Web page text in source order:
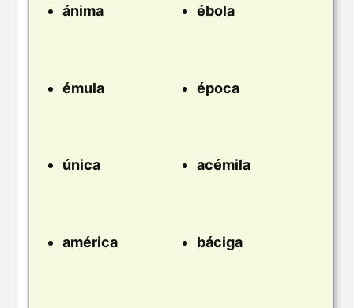
ánima ébola
émula época
única acémila
américa báciga